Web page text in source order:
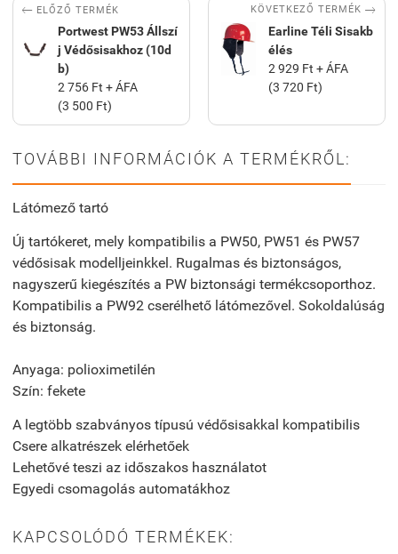
 ELŐZŐ TERMÉK
Portwest PW53 Állszí
j Védősisakhoz (10d
b)
2 756 Ft + ÁFA
(3 500 Ft)
KÖVETKEZŐ TERMÉK 
Earline Téli Sisakb
élés
2 929 Ft + ÁFA
(3 720 Ft)
TOVÁBBI INFORMÁCIÓK A TERMÉKRŐL:
Látómező tartó
Új tartókeret, mely kompatibilis a PW50, PW51 és PW57
védősisak modelljeinkkel. Rugalmas és biztonságos,
nagyszerű kiegészítés a PW biztonsági termékcsoporthoz.
Kompatibilis a PW92 cserélhető látómezővel. Sokoldalúság
és biztonság.
Anyaga: polioximetilén
Szín: fekete
A legtöbb szabványos típusú védősisakkal kompatibilis
Csere alkatrészek elérhetőek
Lehetővé teszi az időszakos használatot
Egyedi csomagolás automatákhoz
KAPCSOLÓDÓ TERMÉKEK: